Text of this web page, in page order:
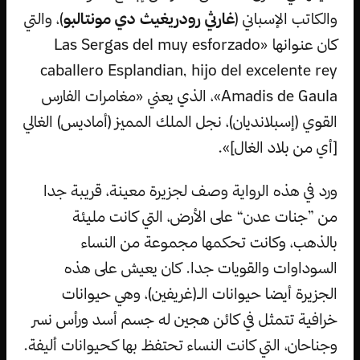
والكاتب الإسباني (غارثي رودريغيث دي مونتالبو)، والتي
كان عنوانها «Las Sergas del muy esforzado
caballero Esplandian, hijo del excelente rey
Amadis de Gaula»، الذي يعني «مغامرات الفارس
القوي (إسبلانديان)، نجل الملك المميز (أماديس) الغالي
[أي من بلاد الغال]».
ورد في هذه الرواية وصف لجزيرة معينة، قريبة جدا
من ”جنات عدن“ على الأرض، التي كانت مليئة
بالذهب، وكانت تحكمها مجموعة من النساء
السوداوات والقويات جدا. كان يعيش على هذه
الجزيرة أيضا حيوانات الـ(غريفين)، وهي حيوانات
خرافية تتمثل في كائن هجين له جسم أسد ورأس نسر
وجناحان، التي كانت النساء تحتفظ بها كحيوانات أليفة.